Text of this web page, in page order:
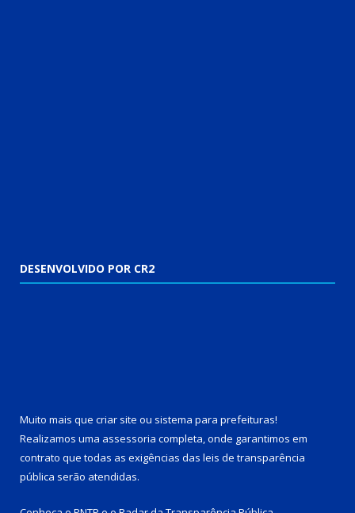
DESENVOLVIDO POR CR2
Muito mais que criar site ou sistema para prefeituras!
Realizamos uma assessoria completa, onde garantimos em
contrato que todas as exigências das leis de transparência
pública serão atendidas.